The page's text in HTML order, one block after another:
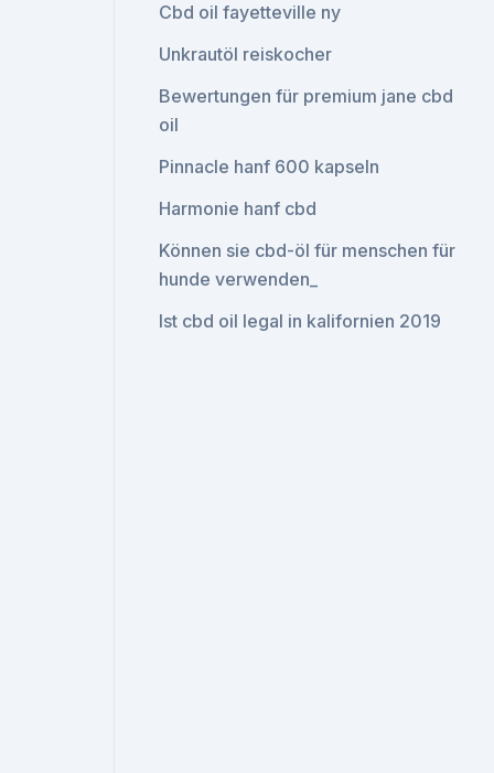
Cbd oil fayetteville ny
Unkrautöl reiskocher
Bewertungen für premium jane cbd
oil
Pinnacle hanf 600 kapseln
Harmonie hanf cbd
Können sie cbd-öl für menschen für
hunde verwenden_
Ist cbd oil legal in kalifornien 2019